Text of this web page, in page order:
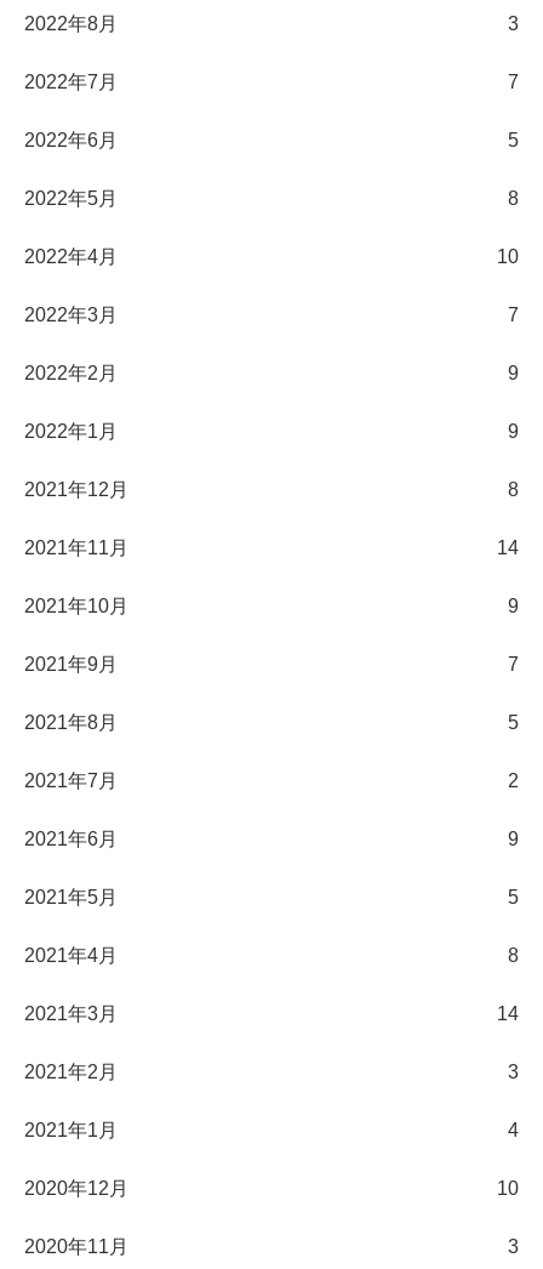
2022年8月 3
2022年7月 7
2022年6月 5
2022年5月 8
2022年4月 10
2022年3月 7
2022年2月 9
2022年1月 9
2021年12月 8
2021年11月 14
2021年10月 9
2021年9月 7
2021年8月 5
2021年7月 2
2021年6月 9
2021年5月 5
2021年4月 8
2021年3月 14
2021年2月 3
2021年1月 4
2020年12月 10
2020年11月 3